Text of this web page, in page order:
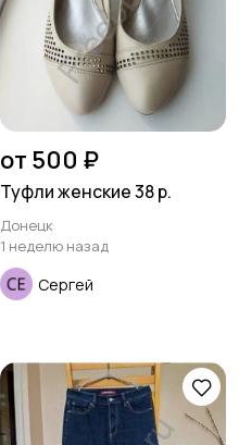
от 500 ₽
Туфли женские 38 р.
Донецк
1 неделю назад
Сергей